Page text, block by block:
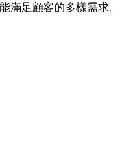
滿足顧客的多樣需求。